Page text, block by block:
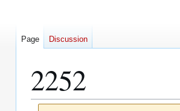
2252
Page Discussion